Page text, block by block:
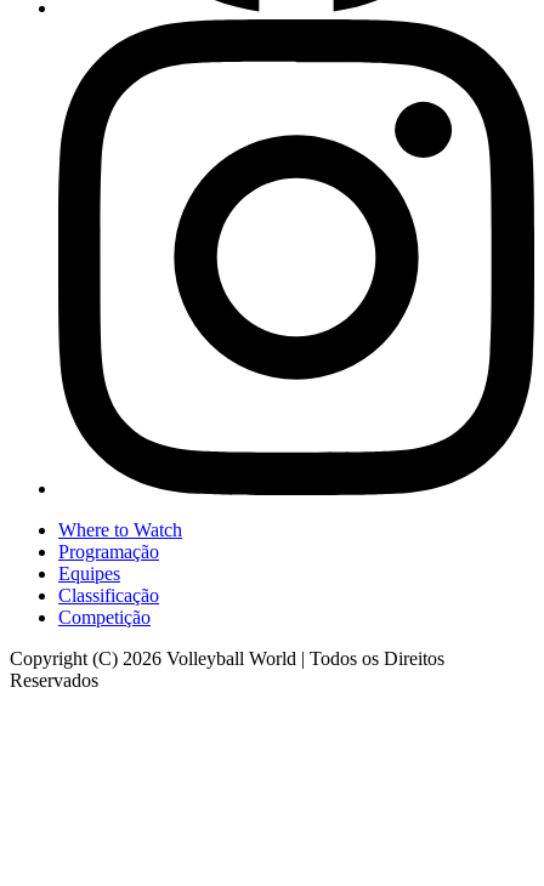
Where to Watch
Programação
Equipes
Classificação
Competição
Copyright (C) 2026 Volleyball World | Todos os Direitos
Reservados